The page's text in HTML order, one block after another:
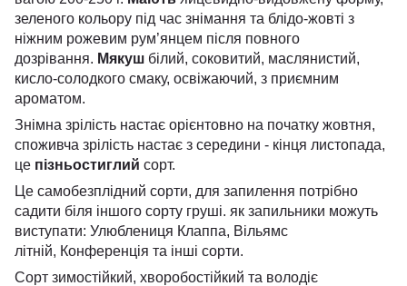
зеленого кольору під час знімання та блідо-жовті з
ніжним рожевим рум’янцем після повного
дозрівання. Мякуш білий, соковитий, маслянистий,
кисло-солодкого смаку, освіжаючий, з приємним
ароматом.
Знімна зрілість настає орієнтовно на початку жовтня,
споживча зрілість настає з середини - кінця листопада,
це пізньостиглий сорт.
Це самобезплідний сорти, для запилення потрібно
садити біля іншого сорту груші. як запильники можуть
виступати: Улюблениця Клаппа, Вільямс
літній, Конференція та інші сорти.
Сорт зимостійкий, хворобостійкий та володіє